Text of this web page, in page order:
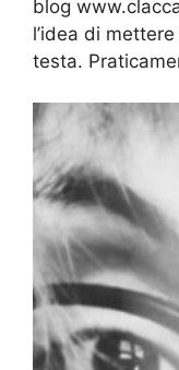
blog
l’idea di
testa.